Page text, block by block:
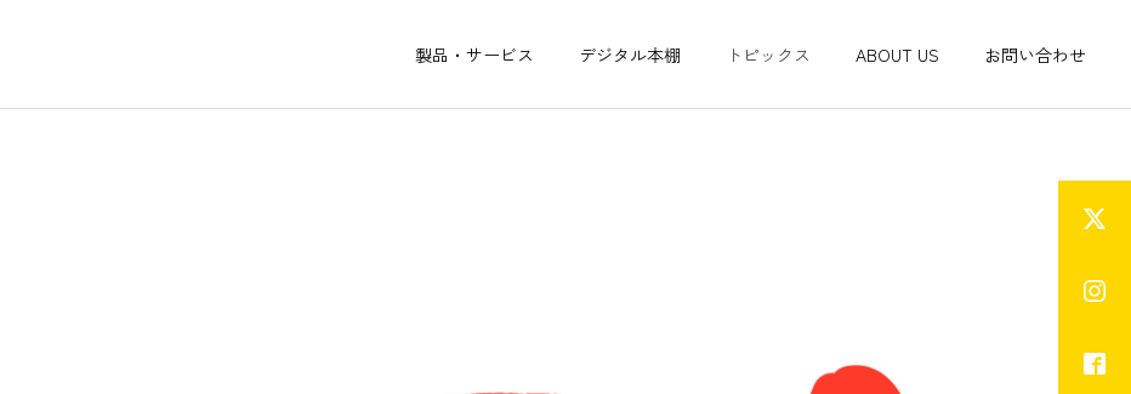
製品・サービス デジタル本棚 トピックス ABOUT US お問い合わせ